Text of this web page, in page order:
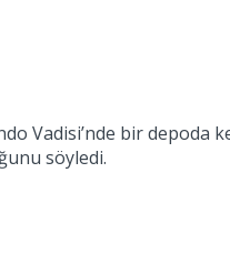
Vadisi’nde bir
söyledi.